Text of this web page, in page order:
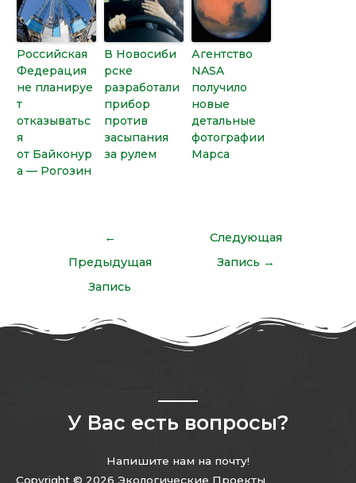
Российская
Федерация
не планируе
т
отказыватьс
я
от Байконур
а — Рогозин
В Новосиби
рске
разработали
прибор
против
засыпания
за рулем
Агентство
NASA
получило
новые
детальные
фотографии
Марса
←
Предыдущая
Запись
Следующая
Запись →
У Вас есть вопросы?
Напишите нам на почту!
Copyright © 2026 Экологические Проекты